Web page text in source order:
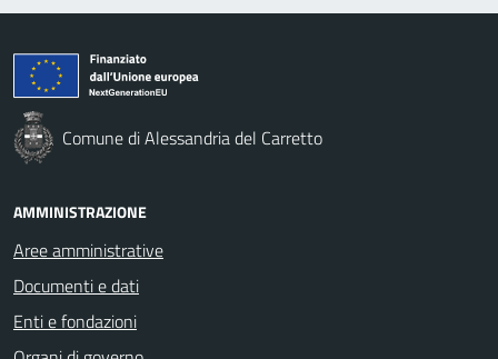
Comune di Alessandria del Carretto
AMMINISTRAZIONE
Aree amministrative
Documenti e dati
Enti e fondazioni